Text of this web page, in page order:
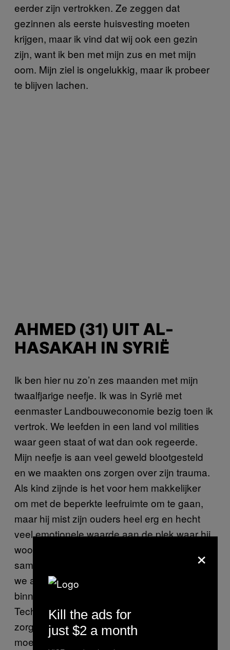
eerder zijn vertrokken. Ze zeggen dat
gezinnen als eerste huisvesting moeten
krijgen, maar ik vind dat wij ook een gezin
zijn, want ik ben met mijn zus en met mijn
oom. Mijn ziel is ongelukkig, maar ik probeer
te blijven lachen.
AHMED (31) UIT AL-
HASAKAH IN SYRIË
Ik ben hier nu zo’n zes maanden met mijn
twaalfjarige neefje. Ik was in Syrië met
eenmaster Landbouweconomie bezig toen ik
vertrok. We leefden in een land vol milities
waar geen staat of wat dan ook regeerde.
Mijn neefje is aan veel geweld blootgesteld
en we maakten ons zorgen over zijn trauma.
Als kind zijnde is het voor hem makkelijker
om met de beperkte leefruimte om te gaan,
maar hij mist zijn ouders heel erg en hecht
veel emotionele waarde aan de plek waar hij
woonde. Ik kende de mensen waarmee ik nu
samenwoon niet van tevoren, ook al komen
we allemaal uit dezelfde stad. Ik begin
binnenkort met mijn studie aan de
Technische Universiteit, en ik maak me
zorgen over waar ik kan zitten studeren. Ik
moet dan namelijk mijn eigen ruimte en
×
Kill the ads for
just $2 a month